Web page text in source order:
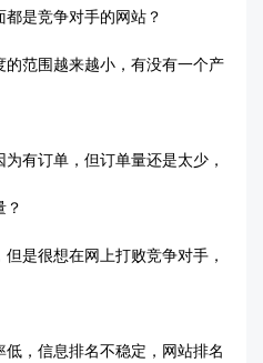
是竞争对手的网站？
范围越来越小，有没有一个产
有订单，但订单量还是太少，
？
是很想在网上打败竞争对手，
低，信息排名不稳定，网站排名